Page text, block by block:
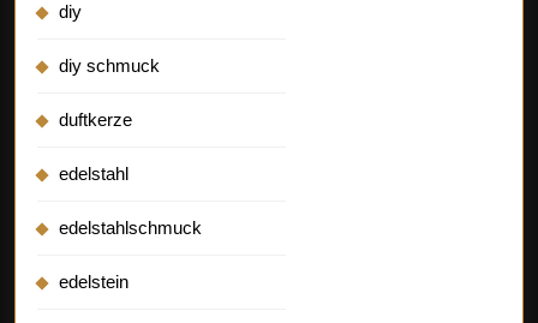
diy
diy schmuck
duftkerze
edelstahl
edelstahlschmuck
edelstein